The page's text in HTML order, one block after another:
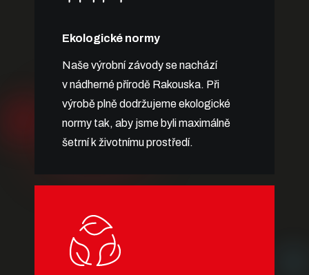
Ekologické normy
Naše výrobní závody se nachází
v nádherné přírodě Rakouska. Při
výrobě plně dodržujeme ekologické
normy tak, aby jsme byli maximálně
šetrní k životnímu prostředí.